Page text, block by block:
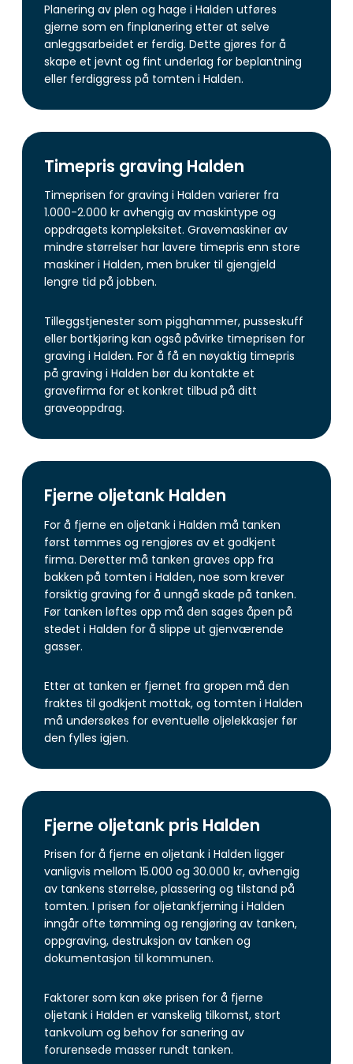
Planering av plen og hage i Halden utføres
gjerne som en finplanering etter at selve
anleggsarbeidet er ferdig. Dette gjøres for å
skape et jevnt og fint underlag for beplantning
eller ferdiggress på tomten i Halden.
Timepris graving Halden
Timeprisen for graving i Halden varierer fra
1.000-2.000 kr avhengig av maskintype og
oppdragets kompleksitet. Gravemaskiner av
mindre størrelser har lavere timepris enn store
maskiner i Halden, men bruker til gjengjeld
lengre tid på jobben.
Tilleggstjenester som pigghammer, pusseskuff
eller bortkjøring kan også påvirke timeprisen for
graving i Halden. For å få en nøyaktig timepris
på graving i Halden bør du kontakte et
gravefirma for et konkret tilbud på ditt
graveoppdrag.
Fjerne oljetank Halden
For å fjerne en oljetank i Halden må tanken
først tømmes og rengjøres av et godkjent
firma. Deretter må tanken graves opp fra
bakken på tomten i Halden, noe som krever
forsiktig graving for å unngå skade på tanken.
Før tanken løftes opp må den sages åpen på
stedet i Halden for å slippe ut gjenværende
gasser.
Etter at tanken er fjernet fra gropen må den
fraktes til godkjent mottak, og tomten i Halden
må undersøkes for eventuelle oljelekkasjer før
den fylles igjen.
Fjerne oljetank pris Halden
Prisen for å fjerne en oljetank i Halden ligger
vanligvis mellom 15.000 og 30.000 kr, avhengig
av tankens størrelse, plassering og tilstand på
tomten. I prisen for oljetankfjerning i Halden
inngår ofte tømming og rengjøring av tanken,
oppgraving, destruksjon av tanken og
dokumentasjon til kommunen.
Faktorer som kan øke prisen for å fjerne
oljetank i Halden er vanskelig tilkomst, stort
tankvolum og behov for sanering av
forurensede masser rundt tanken.